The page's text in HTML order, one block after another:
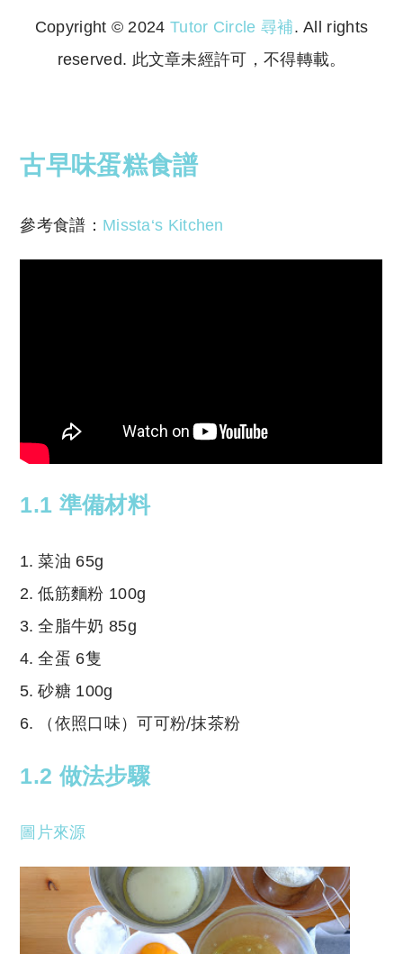
Copyright © 2024 Tutor Circle 尋補. All rights
reserved. 此文章未經許可，不得轉載。
古早味蛋糕食譜
參考食譜： Missta‘s Kitchen
1.1 準備材料
菜油 65g
低筋麵粉 100g
全脂牛奶 85g
全蛋 6隻
砂糖 100g
（依照口味）可可粉/抹茶粉
1.2 做法步驟
圖片來源